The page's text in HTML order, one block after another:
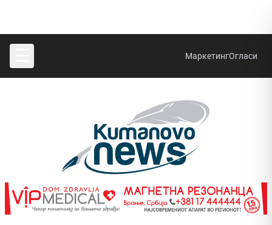
МаркетингОгласи